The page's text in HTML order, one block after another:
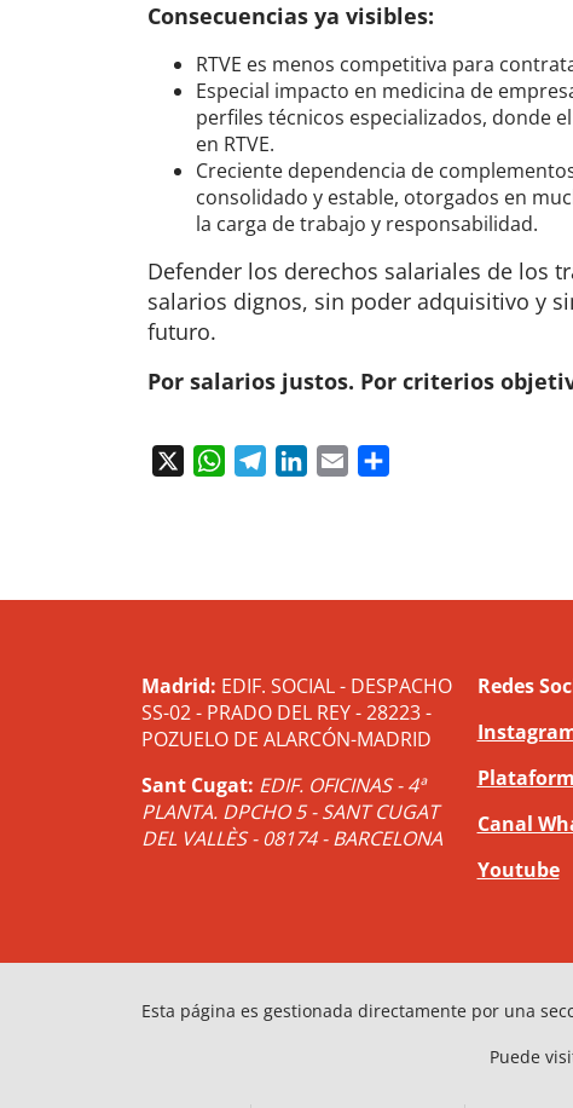
Consecuencias ya visibles:
RTVE es menos competitiva para
Especial impacto en medicina de
perfiles técnicos especializados, donde
en RTVE.
Creciente dependencia de
consolidado y estable, otorgados en
la carga de trabajo y responsabilidad.
Defender los derechos salariales de los
salarios dignos, sin poder adquisitivo y
futuro.
Por salarios justos. Por criterios
WhatsAppTelegramLinkedIn
Email
Madrid: EDIF. SOCIAL - DESPACHO
SS-02 - PRADO DEL REY - 28223 -
POZUELO DE ALARCÓN-MADRID
Sant Cugat: EDIF. OFICINAS - 4ª
PLANTA. DPCHO 5 - SANT CUGAT
DEL VALLÈS - 08174 - BARCELONA
Redes
Canal
Youtube
Esta página es gestionada directamente por una
Puede